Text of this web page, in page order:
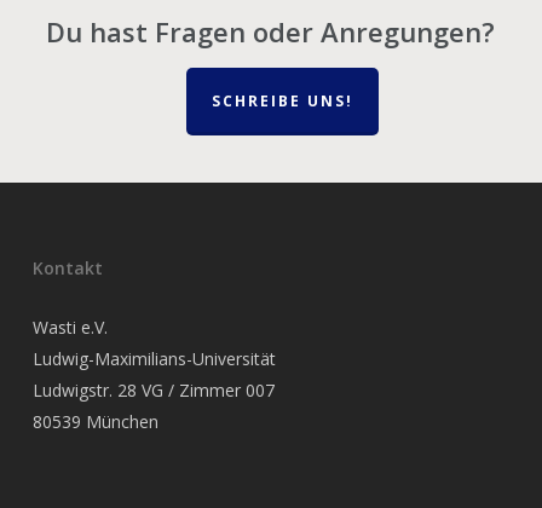
Du hast Fragen oder Anregungen?
SCHREIBE UNS!
Kontakt
Wasti e.V.
Ludwig-Maximilians-Universität
Ludwigstr. 28 VG / Zimmer 007
80539 München